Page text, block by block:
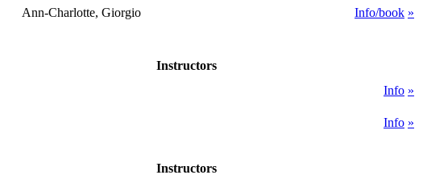
Ann-Charlotte, Giorgio Info/book »
Instructors
Info »
Info »
Instructors